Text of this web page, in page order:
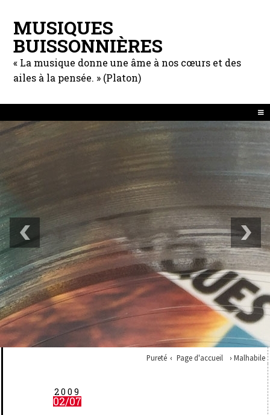
MUSIQUES
BUISSONNIÈRES
« La musique donne une âme à nos cœurs et des
ailes à la pensée. » (Platon)
Pureté Page d'accueil Malhabile
2009
02/07